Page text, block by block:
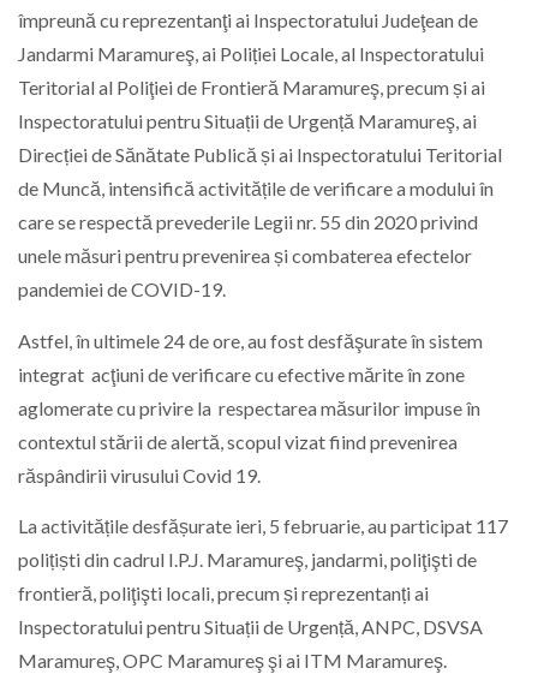
împreună cu reprezentanţi ai Inspectoratului Judeţean de
Jandarmi Maramureş, ai Poliției Locale, al Inspectoratului
Teritorial al Poliţiei de Frontieră Maramureş, precum și ai
Inspectoratului pentru Situații de Urgență Maramureş, ai
Direcției de Sănătate Publică și ai Inspectoratului Teritorial
de Muncă, intensifică activitățile de verificare a modului în
care se respectă prevederile Legii nr. 55 din 2020 privind
unele măsuri pentru prevenirea și combaterea efectelor
pandemiei de COVID-19.
Astfel, în ultimele 24 de ore, au fost desfăşurate în sistem
integrat acţiuni de verificare cu efective mărite în zone
aglomerate cu privire la respectarea măsurilor impuse în
contextul stării de alertă, scopul vizat fiind prevenirea
răspândirii virusului Covid 19.
La activitățile desfășurate ieri, 5 februarie, au participat 117
polițiști din cadrul I.P.J. Maramureş, jandarmi, poliţişti de
frontieră, poliţişti locali, precum și reprezentanți ai
Inspectoratului pentru Situații de Urgență, ANPC, DSVSA
Maramureş, OPC Maramureş şi ai ITM Maramureş.